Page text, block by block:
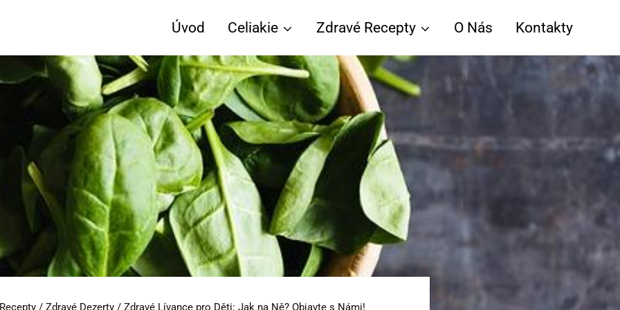
Úvod Celiakie Zdravé Recepty O Nás Kontakty
/ Zdravé Dezerty / Zdravé Lívance pro Děti: Jak na Ně? Objavte s Námi!